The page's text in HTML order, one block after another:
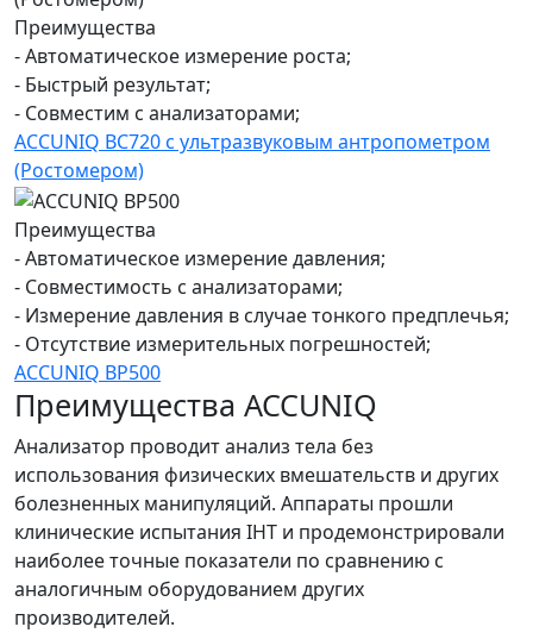
Преимущества
- Автоматическое измерение роста;
- Быстрый результат;
- Совместим с анализаторами;
ACCUNIQ BC720 с ультразвуковым антропометром
(Ростомером)
Преимущества
- Автоматическое измерение давления;
- Совместимость с анализаторами;
- Измерение давления в случае тонкого предплечья;
- Отсутствие измерительных погрешностей;
ACCUNIQ BP500
Преимущества ACCUNIQ
Анализатор проводит анализ тела без
использования физических вмешательств и других
болезненных манипуляций. Аппараты прошли
клинические испытания IHT и продемонстрировали
наиболее точные показатели по сравнению с
аналогичным оборудованием других
производителей.